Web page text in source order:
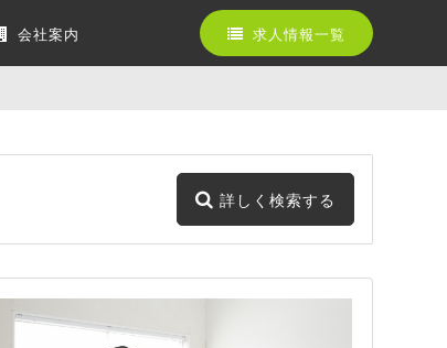
会社案内 求人情報一覧
詳しく検索する